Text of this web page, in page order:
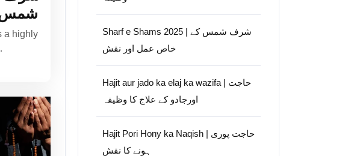
شمس
a highly
Sharf e Shams 2025 | شرف شمس کے
خاص عمل اور نقش
Hajit aur jado ka elaj ka wazifa | حاجت
اورجادو کے علاج کا وظیفہ
Hajit Pori Hony ka Naqish | حاجت پوری
ہونے کا نقش